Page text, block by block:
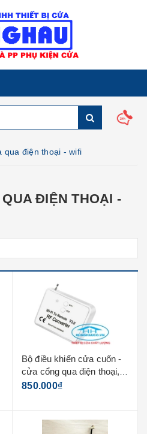
qua điện thoại - wifi
ĐIỆN THOẠI -
Bộ điều khiển cửa cuốn -
cửa cổng qua điện thoại,
không cần đấu nối dây
850.000₫